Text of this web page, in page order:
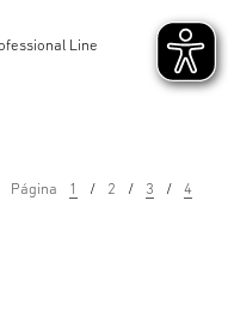
Line
Página 1 2 3 4